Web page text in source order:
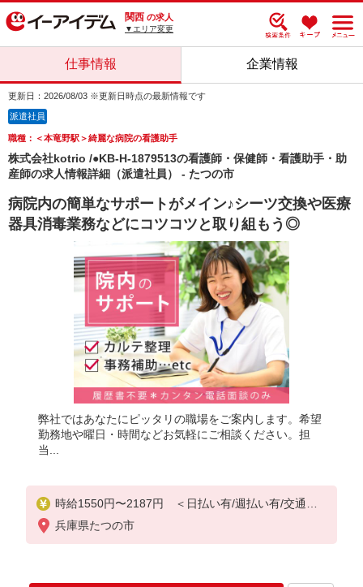
関西 の求人
▼エリア変更
仕事情報 企業情報
更新日：2026/08/03 ※更新日時点の最新情報です
派遣社員
職種：＜本竜野駅＞綺麗な病院の看護助手
株式会社kotrio /●KB-H-1879513の看護師・保健師・看護助手・助
産師の求人情報詳細（派遣社員） - たつの市
病院内の簡単なサポートがメイン♪シーツ交換や医療
器具消毒業務などにコツコツと取り組もう◎
弊社ではあなたにピッタリの職場をご案内します。希望
勤務地や曜日・時間などお気軽にご相談ください。担
当...
時給1550円〜2187円 ＜日払い有/週払い有/交通費
全支給(ガソリン代含む)＞
兵庫県たつの市